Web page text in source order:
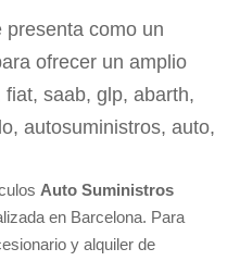
como un
ofrecer un amplio
saab, glp, abarth,
autosuministros, auto,
Auto Suministros
en Barcelona. Para
y alquiler de